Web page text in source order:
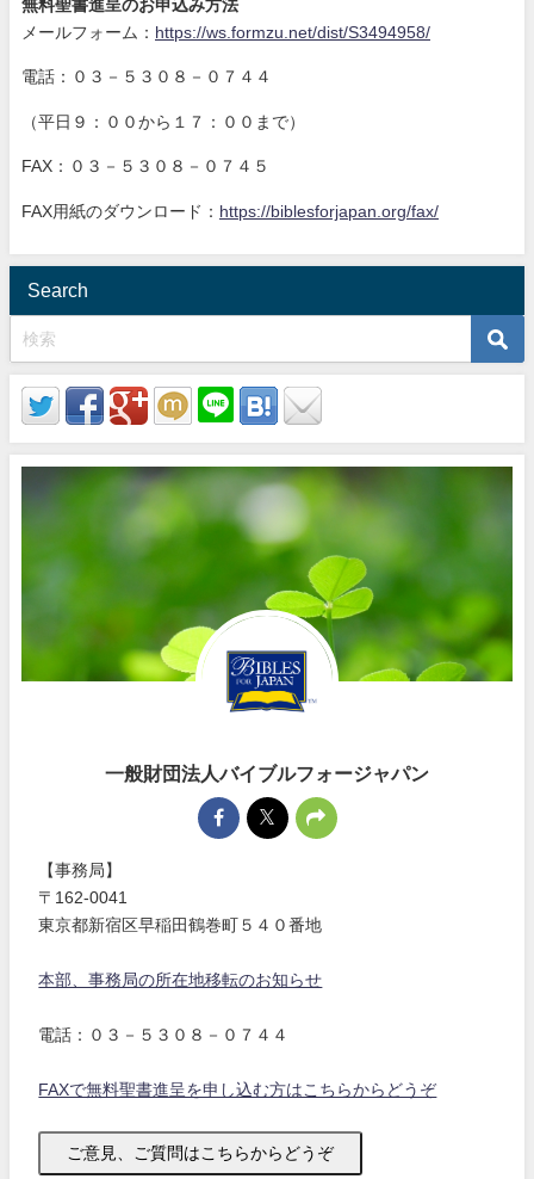
無料聖書進呈のお申込み方法
メールフォーム： https://ws.formzu.net/dist/S3494958/
電話：０３－５３０８－０７４４
（平日９：００から１７：００まで）
FAX：０３－５３０８－０７４５
FAX用紙のダウンロード： https://biblesforjapan.org/fax/
Search
一般財団法人バイブルフォージャパン
【事務局】
〒162-0041
東京都新宿区早稲田鶴巻町５４０番地
本部、事務局の所在地移転のお知らせ
電話：０３－５３０８－０７４４
FAXで無料聖書進呈を申し込む方はこちらからどうぞ
ご意見、ご質問はこちらからどうぞ